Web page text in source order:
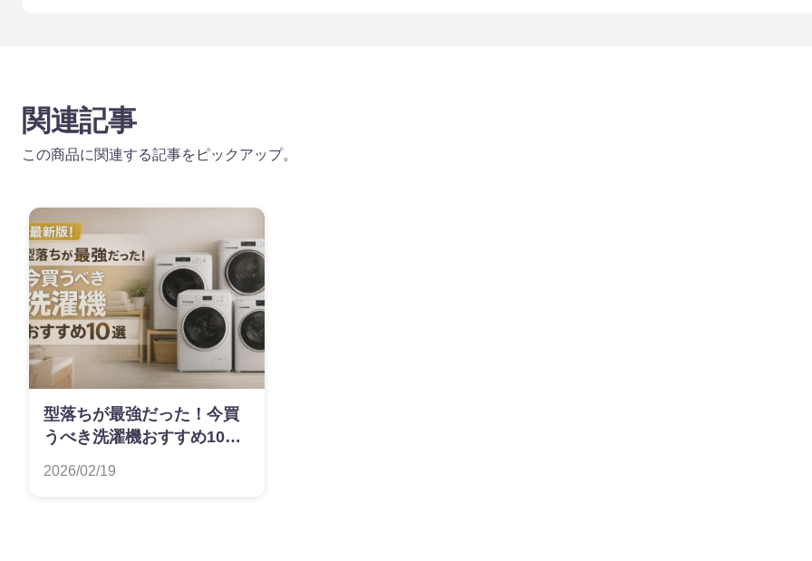
関連記事
この商品に関連する記事をピックアップ。
型落ちが最強だった！今買
うべき洗濯機おすすめ10選
2026/02/19